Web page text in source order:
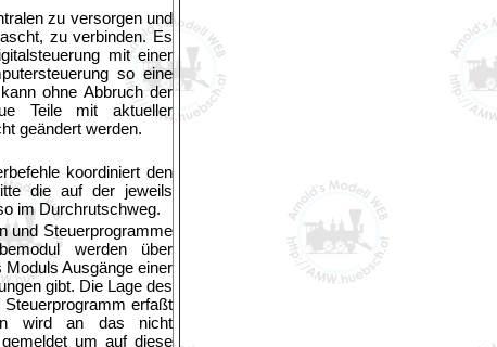
zu versorgen und
zu verbinden. Es
mit einer
so eine
ohne Abbruch der
Teile mit aktueller
geändert werden.
koordiniert den
die auf der jeweils
im Durchrutschweg.
und Steuerprogramme
werden über
Ausgänge einer
gibt. Die Lage des
erfaßt
wird an das nicht
um auf diese